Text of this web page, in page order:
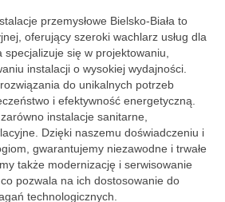
przemysłowe Bielsko-Biała to
oferujący szeroki wachlarz usług dla
specjalizuje się w projektowaniu,
instalacji o wysokiej wydajności.
do unikalnych potrzeb
i efektywność energetyczną.
instalacje sanitarne,
Dzięki naszemu doświadczeniu i
gwarantujemy niezawodne i trwałe
także modernizację i serwisowanie
pozwala na ich dostosowanie do
technologicznych.